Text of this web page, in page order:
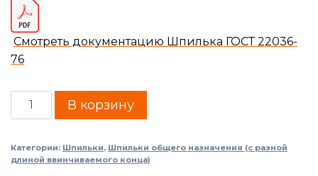
Смотреть документацию Шпилька ГОСТ 22036-
76
В корзину
Категории: Шпильки, Шпильки общего назначения (с разной
длиной ввинчиваемого конца)